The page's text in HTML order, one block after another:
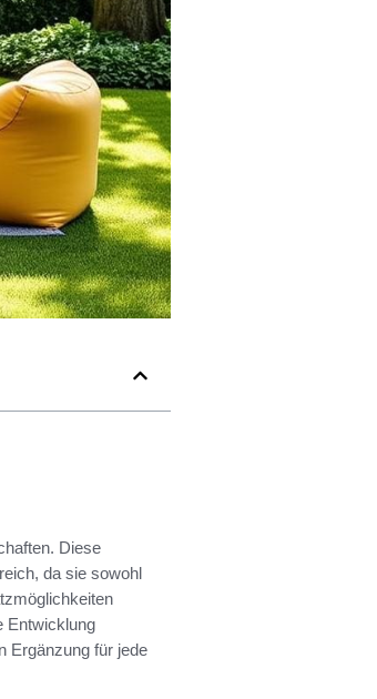
Diese
da sie sowohl
Entwicklung
Ergänzung für jede